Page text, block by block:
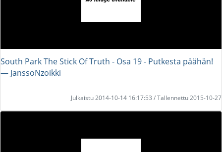
South Park The Stick Of Truth - Osa 19 - Putkesta päähän!
― JanssoNzoikki
Julkaistu 2014-10-14 16:17:53 / Tallennettu 2015-10-27